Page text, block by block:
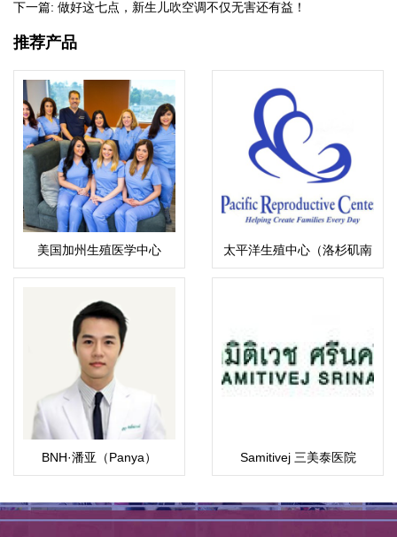
下一篇: 做好这七点，新生儿吹空调不仅无害还有益！
推荐产品
美国加州生殖医学中心
CCRH（洛杉矶）
太平洋生殖中心（洛杉矶南
海岸中心）
BNH·潘亚（Panya） Samitivej 三美泰医院